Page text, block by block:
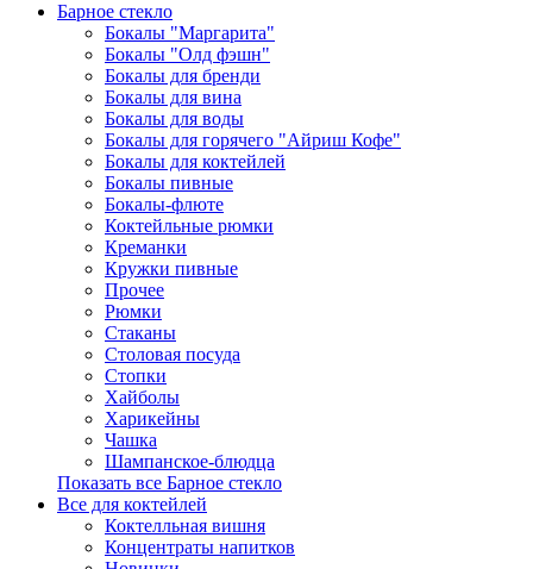
Барное стекло
Бокалы "Маргарита"
Бокалы "Олд фэшн"
Бокалы для бренди
Бокалы для вина
Бокалы для воды
Бокалы для горячего "Айриш Кофе"
Бокалы для коктейлей
Бокалы пивные
Бокалы-флюте
Коктейльные рюмки
Креманки
Кружки пивные
Прочее
Рюмки
Стаканы
Столовая посуда
Стопки
Хайболы
Харикейны
Чашка
Шампанское-блюдца
Показать все Барное стекло
Все для коктейлей
Коктелльная вишня
Концентраты напитков